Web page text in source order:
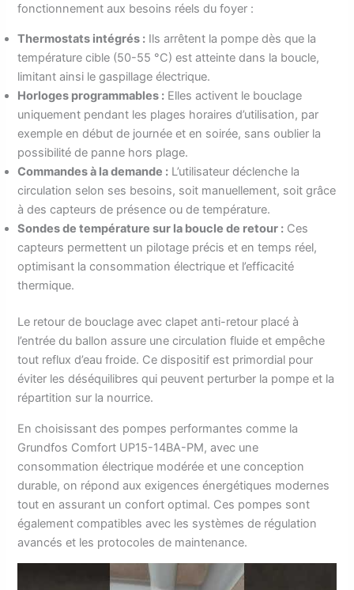
fonctionnement aux besoins réels du foyer :
Thermostats intégrés : Ils arrêtent la pompe dès que la
température cible (50-55 °C) est atteinte dans la boucle,
limitant ainsi le gaspillage électrique.
Horloges programmables : Elles activent le bouclage
uniquement pendant les plages horaires d’utilisation, par
exemple en début de journée et en soirée, sans oublier la
possibilité de panne hors plage.
Commandes à la demande : L’utilisateur déclenche la
circulation selon ses besoins, soit manuellement, soit grâce
à des capteurs de présence ou de température.
Sondes de température sur la boucle de retour : Ces
capteurs permettent un pilotage précis et en temps réel,
optimisant la consommation électrique et l’efficacité
thermique.
Le retour de bouclage avec clapet anti-retour placé à
l’entrée du ballon assure une circulation fluide et empêche
tout reflux d’eau froide. Ce dispositif est primordial pour
éviter les déséquilibres qui peuvent perturber la pompe et la
répartition sur la nourrice.
En choisissant des pompes performantes comme la
Grundfos Comfort UP15-14BA-PM, avec une
consommation électrique modérée et une conception
durable, on répond aux exigences énergétiques modernes
tout en assurant un confort optimal. Ces pompes sont
également compatibles avec les systèmes de régulation
avancés et les protocoles de maintenance.